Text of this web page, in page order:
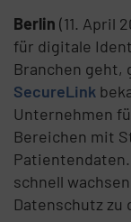
Berlin (11. April
für digitale
Branchen geht,
SecureLink
Unternehmen
Bereichen mit
schnell
Datenschutz